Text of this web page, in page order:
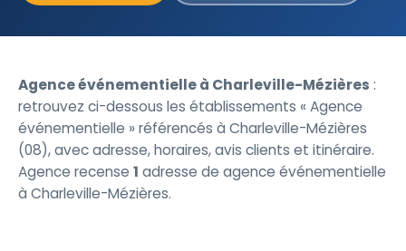
Agence événementielle à Charleville-Mézières :
retrouvez ci-dessous les établissements « Agence
événementielle » référencés à Charleville-Mézières
(08), avec adresse, horaires, avis clients et itinéraire.
Agence recense 1 adresse de agence événementielle
à Charleville-Mézières.